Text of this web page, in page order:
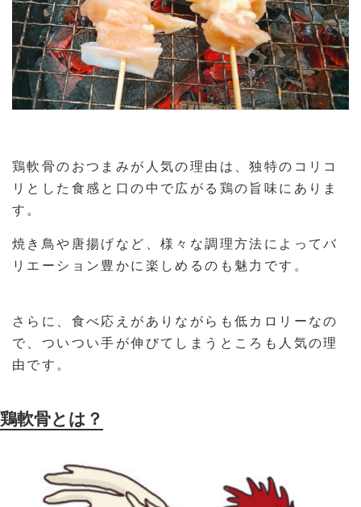
鶏軟骨のおつまみが人気の理由は、独特のコリコ
リとした食感と口の中で広がる鶏の旨味にありま
す。
焼き鳥や唐揚げなど、様々な調理方法によってバ
リエーション豊かに楽しめるのも魅力です。
さらに、食べ応えがありながらも低カロリーなの
で、ついつい手が伸びてしまうところも人気の理
由です。
鶏軟骨とは？